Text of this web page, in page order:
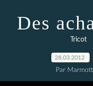
Des
Tricot
28.03.2012
Par